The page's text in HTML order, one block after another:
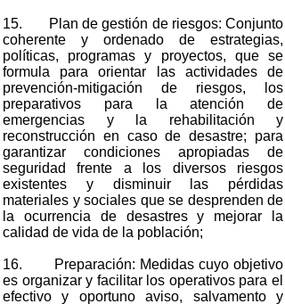
15. Plan de gestión de riesgos: Conjunto
coherente y ordenado de estrategias,
políticas, programas y proyectos, que se
formula para orientar las actividades de
prevención-mitigación de riesgos, los
preparativos para la atención de
emergencias y la rehabilitación y
reconstrucción en caso de desastre; para
garantizar condiciones apropiadas de
seguridad frente a los diversos riesgos
existentes y disminuir las pérdidas
materiales y sociales que se desprenden de
la ocurrencia de desastres y mejorar la
calidad de vida de la población;
16. Preparación: Medidas cuyo objetivo
es organizar y facilitar los operativos para el
efectivo y oportuno aviso, salvamento y